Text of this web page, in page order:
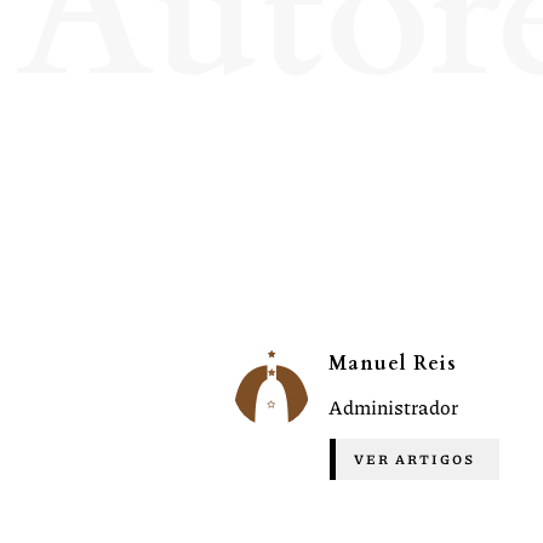
Manuel Reis
Administrador
VER ARTIGOS